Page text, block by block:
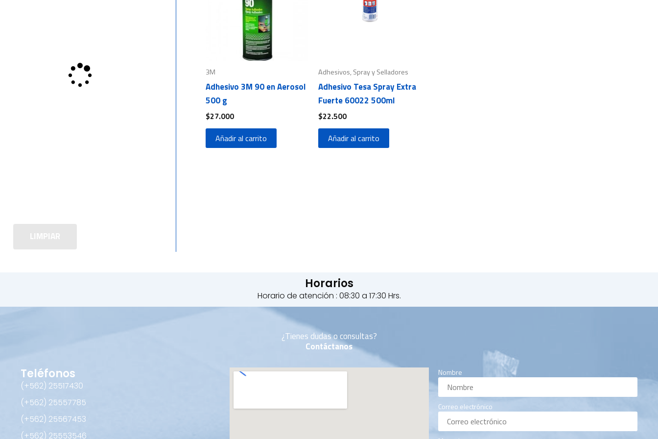
LIMPIAR
3M
Adhesivo 3M 90 en Aerosol
500 g
$27.000
Añadir al carrito
Adhesivos, Spray y Selladores
Adhesivo Tesa Spray Extra
Fuerte 60022 500ml
$22.500
Añadir al carrito
Horarios
Horario de atención : 08:30 a 17:30 Hrs.
¿Tienes dudas o consultas?
Contáctanos
Teléfonos
(+562) 25517430‬
(+562) 25557785
(+562) 25567453‬
(+562) ‪25553546
Nombre
Correo electrónico